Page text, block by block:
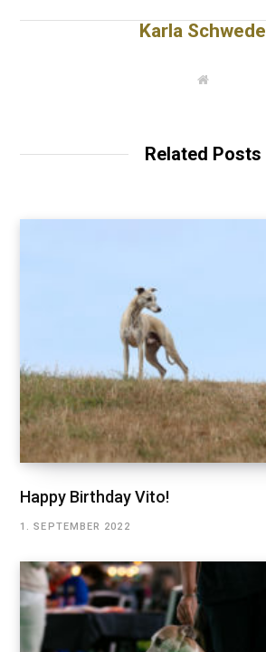
Karla Schwede
W
Related Posts
Happy Birthday Vito!
1. SEPTEMBER 2022